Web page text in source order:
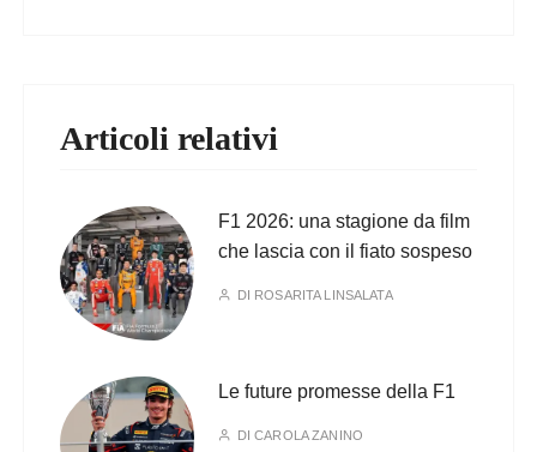
Articoli relativi
F1 2026: una stagione da film
che lascia con il fiato sospeso
DI ROSARITA LINSALATA
Le future promesse della F1
DICAROLA ZANINO